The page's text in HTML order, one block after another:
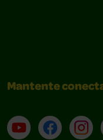
Mantente
YouTube (en
Facebook